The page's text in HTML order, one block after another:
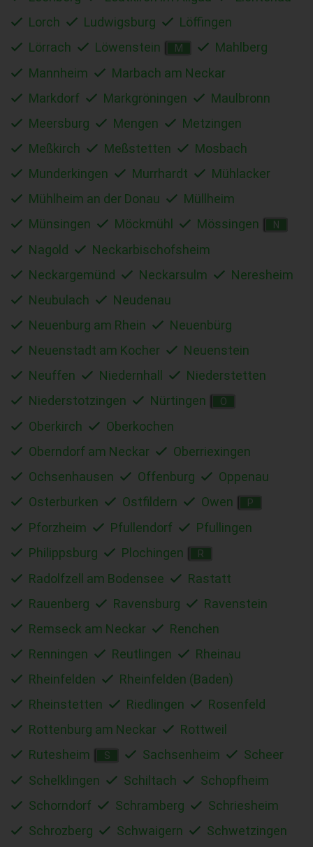
Lorch
Ludwigsburg
Löffingen
Lörrach
Löwenstein M
Mahlberg
Mannheim
Marbach am Neckar
Markdorf
Markgröningen
Maulbronn
Meersburg
Mengen
Metzingen
Meßkirch
Meßstetten
Mosbach
Munderkingen
Murrhardt
Mühlacker
Mühlheim an der Donau
Müllheim
Münsingen
Möckmühl Mössingen N
Nagold
Neckarbischofsheim
Neckargemünd
Neckarsulm
Neresheim
Neubulach
Neudenau
Neuenburg am Rhein
Neuenbürg
Neuenstadt am Kocher
Neuenstein
Neuffen
Niedernhall
Niederstetten
Niederstotzingen
Nürtingen O
Oberkirch
Oberkochen
Oberndorf am Neckar
Oberriexingen
Ochsenhausen
Offenburg
Oppenau
Osterburken
Ostfildern Owen P
Pforzheim Pfullendorf
Pfullingen
Philippsburg
Plochingen R
Radolfzell am Bodensee
Rastatt
Rauenberg
Ravensburg
Ravenstein
Remseck am Neckar
Renchen
Renningen
Reutlingen
Rheinau
Rheinfelden
Rheinfelden (Baden)
Rheinstetten
Riedlingen
Rosenfeld
Rottenburg am Neckar
Rottweil
Rutesheim
S Sachsenheim
Scheer
Schelklingen
Schiltach
Schopfheim
Schorndorf
Schramberg
Schriesheim
Schrozberg
Schwaigern
Schwetzingen